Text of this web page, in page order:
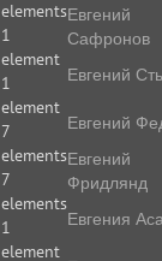
elements
1
element
1
element
7
elements
7
elements
1
element
Евгений
Сафронов
Евгений
Евгений
Евгений
Фридлянд
Евгения